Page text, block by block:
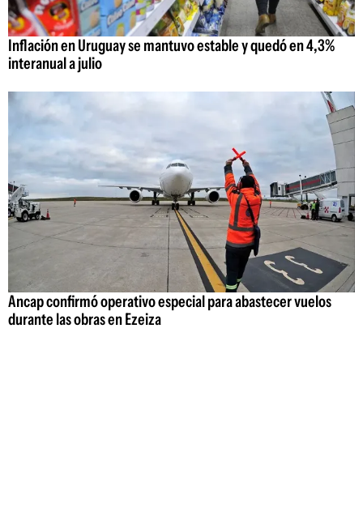
Inflación en Uruguay se mantuvo estable y quedó en 4,3%
interanual a julio
Ancap confirmó operativo especial para abastecer vuelos
durante las obras en Ezeiza